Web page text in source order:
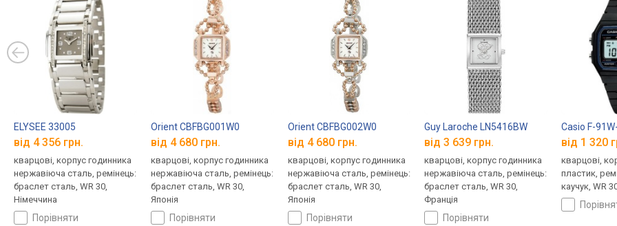
ELYSEE 33005
від 4 356 грн.
кварцові, корпус годинника
нержавіюча сталь, ремінець:
браслет сталь, WR 30,
Німеччина
порівняти
Orient CBFBG001W0
від 4 680 грн.
кварцові, корпус годинника
нержавіюча сталь, ремінець:
браслет сталь, WR 30,
Японія
порівняти
Orient CBFBG002W0
від 4 680 грн.
кварцові, корпус годинника
нержавіюча сталь, ремінець:
браслет сталь, WR 30,
Японія
порівняти
Guy Laroche LN5416BW
від 3 639 грн.
кварцові, корпус годинника
нержавіюча сталь, ремінець:
браслет сталь, WR 30,
Франція
порівняти
Casio F-
від 1 320
кварцові,
пластик,
каучук, WR